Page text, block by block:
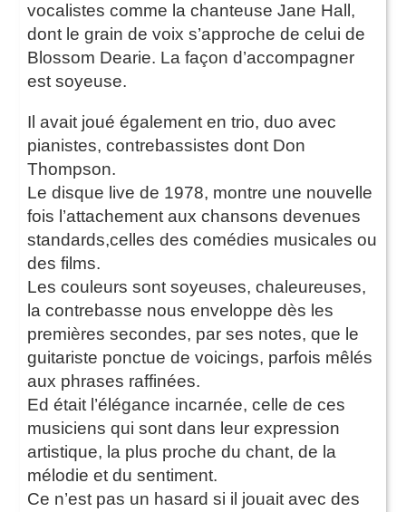
vocalistes comme la chanteuse Jane Hall,
dont le grain de voix s’approche de celui de
Blossom Dearie. La façon d’accompagner
est soyeuse.
Il avait joué également en trio, duo avec
pianistes, contrebassistes dont Don
Thompson.
Le disque live de 1978, montre une nouvelle
fois l’attachement aux chansons devenues
standards,celles des comédies musicales ou
des films.
Les couleurs sont soyeuses, chaleureuses,
la contrebasse nous enveloppe dès les
premières secondes, par ses notes, que le
guitariste ponctue de voicings, parfois mêlés
aux phrases raffinées.
Ed était l’élégance incarnée, celle de ces
musiciens qui sont dans leur expression
artistique, la plus proche du chant, de la
mélodie et du sentiment.
Ce n’est pas un hasard si il jouait avec des